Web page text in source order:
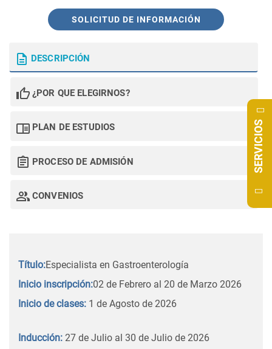
SOLICITUD DE INFORMACIÓN
DESCRIPCIÓN
¿POR QUE ELEGIRNOS?
PLAN DE ESTUDIOS
PROCESO DE ADMISIÓN
CONVENIOS
Título:Especialista en Gastroenterología
Inicio inscripción:02 de Febrero al 20 de Marzo 2026
Inicio de clases: 1 de Agosto de 2026
Inducción: 27 de Julio al 30 de Julio de 2026
SERVICIOS